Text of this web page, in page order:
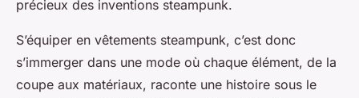
précieux des inventions steampunk.
S’équiper en vêtements steampunk, c’est donc
s’immerger dans une mode où chaque élément, de la
coupe aux matériaux, raconte une histoire sous le